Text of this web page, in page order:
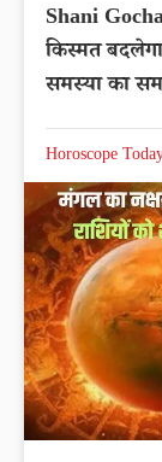
Shani
किस्मत
समस्या का
Horoscope